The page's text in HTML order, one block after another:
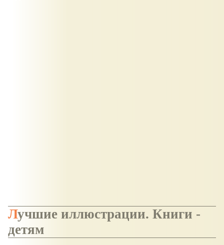
Лучшие иллюстрации. Книги -
детям